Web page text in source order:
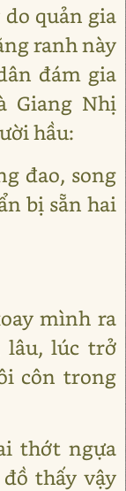
quản gia
ranh này
đám gia
Giang Nhị
hầu:
đao, song
bị sẵn hai
mình ra
lâu, lúc trở
côn trong
thớt ngựa
thấy vậy